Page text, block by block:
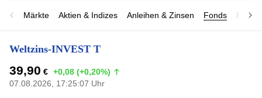
Märkte Aktien & Indizes Anleihen & Zinsen Fonds
Weltzins-INVEST T
39,90 € +0,08 (+0,20%)
07.08.2026, 17:25:07 Uhr